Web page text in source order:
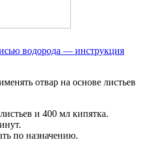
водорода — инструкция
отвар на основе листьев
и 400 мл кипятка.
по назначению.